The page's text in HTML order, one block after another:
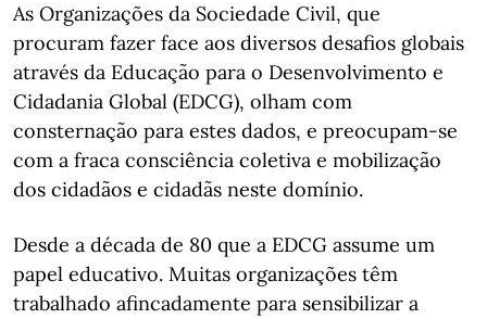
As Organizações da Sociedade Civil, que
procuram fazer face aos diversos desafios globais
através da Educação para o Desenvolvimento e
Cidadania Global (EDCG), olham com
consternação para estes dados, e preocupam-se
com a fraca consciência coletiva e mobilização
dos cidadãos e cidadãs neste domínio.
Desde a década de 80 que a EDCG assume um
papel educativo. Muitas organizações têm
trabalhado afincadamente para sensibilizar a